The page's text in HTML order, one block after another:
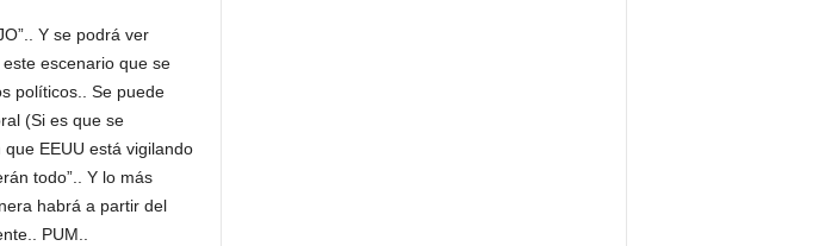
Y se podrá ver
escenario que se
políticos.. Se puede
(Si es que se
EEUU está vigilando
todo”.. Y lo más
habrá a partir del
PUM..